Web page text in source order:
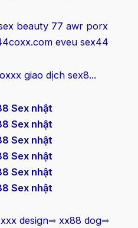
beauty 77 awr porx
eveu sex44
giao dịch sex8...
Sex nhật
Sex nhật
Sex nhật
Sex nhật
Sex nhật
Sex nhật
xxx design➡ xx88 dog➡